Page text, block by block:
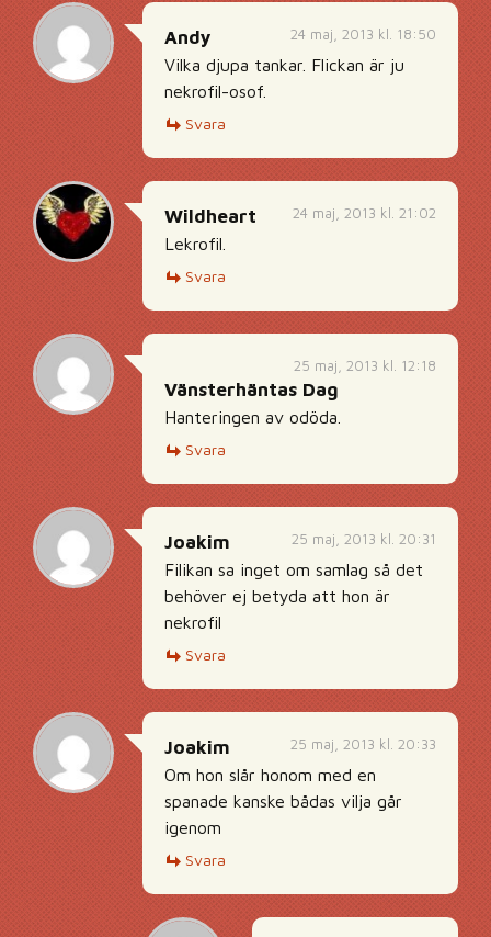
24 maj, 2013 kl. 18:50
Andy
Vilka djupa tankar. Flickan är ju
nekrofil-osof.
Svara
24 maj, 2013 kl. 21:02
Wildheart
Lekrofil.
Svara
25 maj, 2013 kl. 12:18
Vänsterhäntas Dag
Hanteringen av odöda.
Svara
25 maj, 2013 kl. 20:31
Joakim
Filikan sa inget om samlag så det
behöver ej betyda att hon är
nekrofil
Svara
25 maj, 2013 kl. 20:33
Joakim
Om hon slår honom med en
spanade kanske bådas vilja går
igenom
Svara